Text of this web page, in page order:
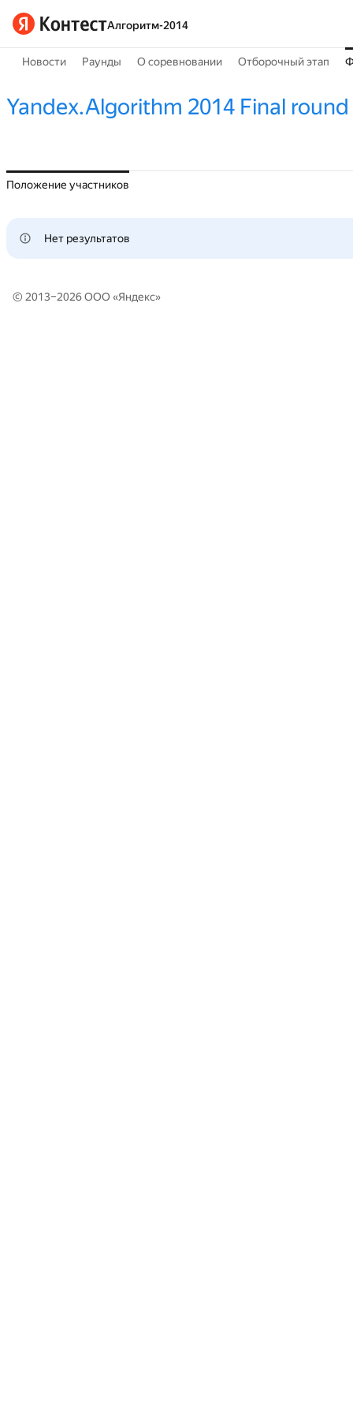
Алгоритм-2014
Новости Раунды О соревновании Отборочный этап
Yandex.Algorithm 2014 Final round
Положение участников
Нет результатов
© 2013–2026 ООО «Яндекс»